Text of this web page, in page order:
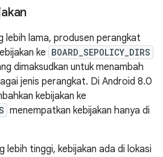
lebih lama, produsen perangkat
ke BOARD_SEPOLICY_DIRS
dimaksudkan untuk menambah
jenis perangkat. Di Android 8.0
kebijakan ke
menempatkan kebijakan hanya di
lebih tinggi, kebijakan ada di lokasi